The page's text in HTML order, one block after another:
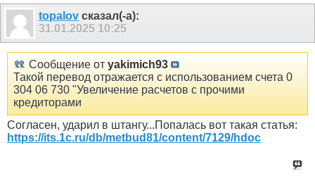
topalov сказал(-а):
31.01.2025 10:25
Сообщение от yakimich93
Такой перевод отражается с использованием счета 0
304 06 730 "Увеличение расчетов с прочими
кредиторами
Согласен, ударил в штангу...Попалась вот такая статья:
https://its.1c.ru/db/metbud81/content/7129/hdoc